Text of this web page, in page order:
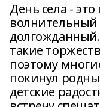
День села -
волнительный
такие
поэтому
покинул
детские